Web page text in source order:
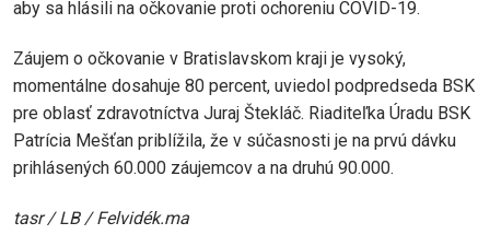
aby sa hlásili na očkovanie proti ochoreniu COVID-19.
Záujem o očkovanie v Bratislavskom kraji je vysoký,
momentálne dosahuje 80 percent, uviedol podpredseda BSK
pre oblasť zdravotníctva Juraj Štekláč. Riaditeľka Úradu BSK
Patrícia Mešťan priblížila, že v súčasnosti je na prvú dávku
prihlásených 60.000 záujemcov a na druhú 90.000.
tasr / LB / Felvidék.ma